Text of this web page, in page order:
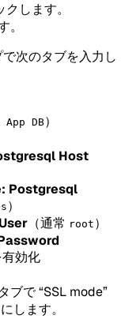
します。
。
次のタブを入力し
App DB）
Host
Postgresql
）
User （通常 root ）
効化
タブで “SSL mode”
にします。